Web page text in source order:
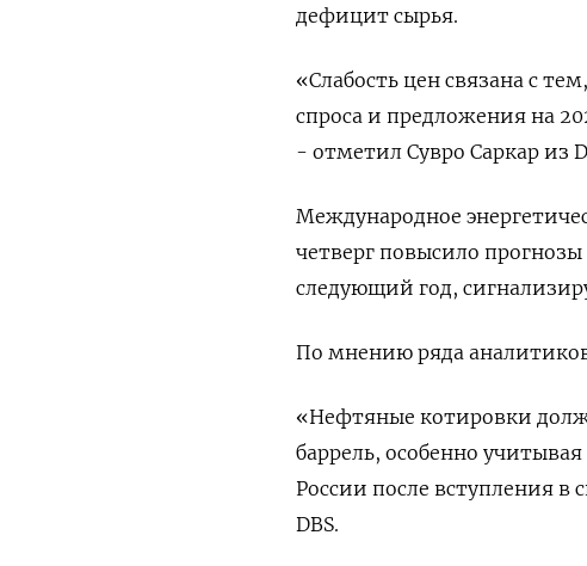
дефицит сырья.
«Слабость цен связана с
спроса и предложения на
- отметил Сувро Саркар из
Международное
четверг повысило
следующий год,
По мнению ряда
«Нефтяные котировки
баррель, особенно
России после вступления в
DBS.